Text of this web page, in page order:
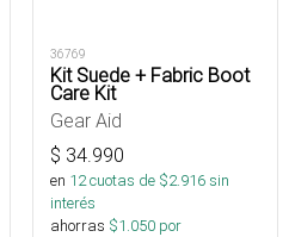
36769
Kit Suede + Fabric Boot
Care Kit
Gear Aid
$ 34.990
en 12cuotas de $2.916sin
interés
ahorras $1.050 por